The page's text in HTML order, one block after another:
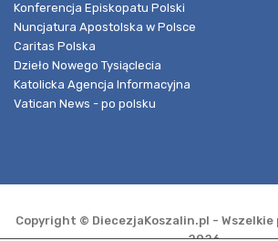
Konferencja Episkopatu Polski
Nuncjatura Apostolska w Polsce
Caritas Polska
Dzieło Nowego Tysiąclecia
Katolicka Agencja Informacyjna
Vatican News - po polsku
Copyright © DiecezjaKoszalin.pl -